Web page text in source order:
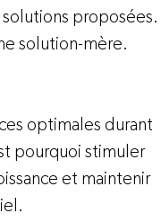
proposées.
solution-mère.
optimales durant
pourquoi stimuler
et maintenir